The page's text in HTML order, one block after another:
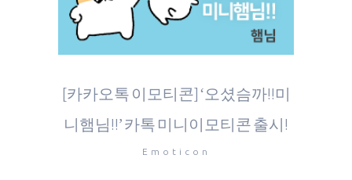
[카카오톡 이모티콘] ‘오셨슴까!!미
니햄님!!’ 카톡 미니이모티콘 출시!
Emoticon